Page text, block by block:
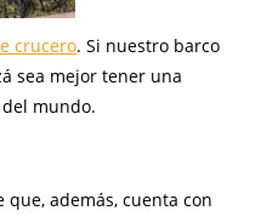
crucero. Si nuestro barco
sea mejor tener una
mundo.
además, cuenta con